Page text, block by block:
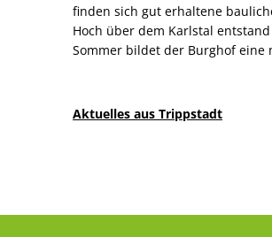
finden sich gut erhaltene
Hoch über dem Karlstal
Sommer bildet der Burghof eine
Aktuelles aus Trippstadt